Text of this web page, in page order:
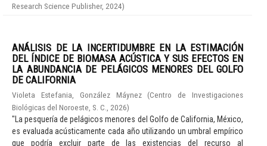
Research Science Publisher, 2024)
ANÁLISIS DE LA INCERTIDUMBRE EN LA ESTIMACIÓN
DEL ÍNDICE DE BIOMASA ACÚSTICA Y SUS EFECTOS EN
LA ABUNDANCIA DE PELÁGICOS MENORES DEL GOLFO
DE CALIFORNIA
Violeta Estefania, González Máynez (Centro de Investigaciones
Biológicas del Noroeste, S. C.
2026)
"La pesquería de pelágicos menores del Golfo de California, México,
es evaluada acústicamente cada año utilizando un umbral empírico
que podría excluir parte de las existencias del recurso al